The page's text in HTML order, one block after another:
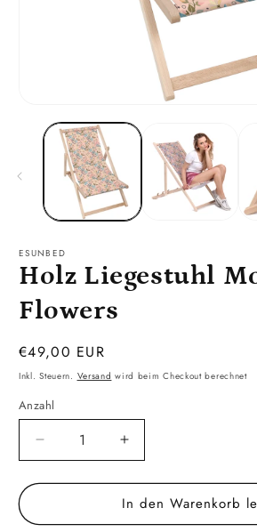
ESUNBED
Holz Liegestuhl
Flowers
Normaler
Preis
€49,00 EUR
Inkl. Steuern. Versand wird beim Checkout berechnet
Anzahl
Verringere
die
Menge
Holz
Erhöhe
die
Menge
für
Holz
In den Warenkorb